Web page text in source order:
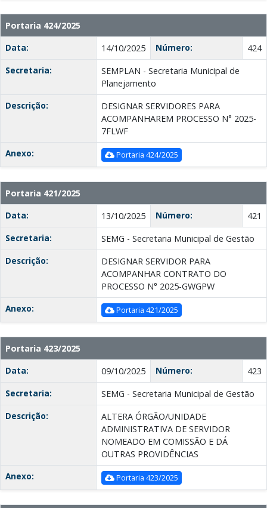
Portaria 424/2025
Data:
14/10/2025 Número:
424
Secretaria:
SEMPLAN - Secretaria Municipal de
Planejamento
Descrição:
DESIGNAR SERVIDORES PARA
ACOMPANHAREM PROCESSO N° 2025-
7FLWF
Anexo:
Portaria 424/2025
Portaria 421/2025
Data:
13/10/2025 Número:
421
Secretaria:
SEMG - Secretaria Municipal de Gestão
Descrição:
DESIGNAR SERVIDOR PARA
ACOMPANHAR CONTRATO DO
PROCESSO N° 2025-GWGPW
Anexo:
Portaria 421/2025
Portaria 423/2025
Data:
09/10/2025 Número:
423
Secretaria:
SEMG - Secretaria Municipal de Gestão
Descrição:
ALTERA ÓRGÃO/UNIDADE
ADMINISTRATIVA DE SERVIDOR
NOMEADO EM COMISSÃO E DÁ
OUTRAS PROVIDÊNCIAS
Anexo:
Portaria 423/2025